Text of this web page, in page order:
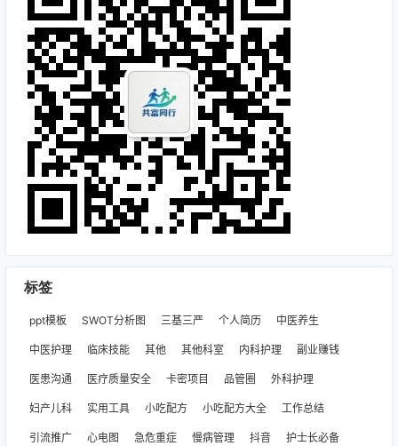
点击文字进行修改，也可以新增和
删除作品中的内容。 该模板来自用
户分享，如有侵权行为请联系网站
客服处理。
标签
ppt模板 SWOT分析图 三基三严 个人简历 中医养生
中医护理 临床技能 其他 其他科室 内科护理 副业赚钱
医患沟通 医疗质量安全 卡密项目 品管圈 外科护理
妇产儿科 实用工具 小吃配方 小吃配方大全 工作总结
引流推广 心电图 急危重症 慢病管理 抖音 护士长必备